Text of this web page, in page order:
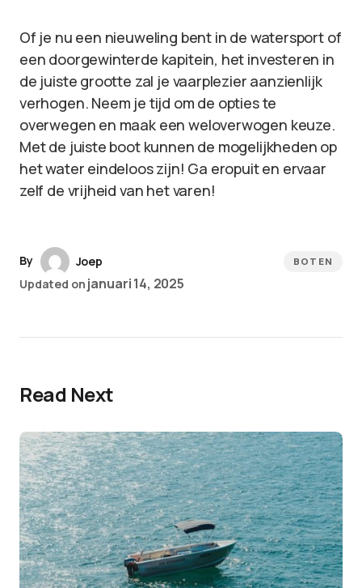
Of je nu een nieuweling bent in de watersport of
een doorgewinterde kapitein, het investeren in
de juiste grootte zal je vaarplezier aanzienlijk
verhogen. Neem je tijd om de opties te
overwegen en maak een weloverwogen keuze.
Met de juiste boot kunnen de mogelijkheden op
het water eindeloos zijn! Ga eropuit en ervaar
zelf de vrijheid van het varen!
By
Joep
Updated on januari 14, 2025
BOTEN
Read Next